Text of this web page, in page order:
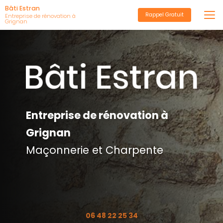
Aller
au
contenu
Bâti Estran
Entreprise de rénovation à
Grignan
Rappel Gratuit
Entreprise de rénovation à
Grignan
Maçonnerie et Charpente
06 48 22 25 34